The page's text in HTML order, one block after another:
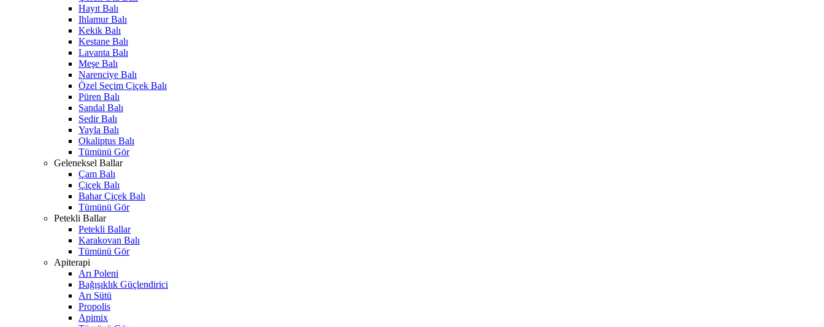
Hayıt Balı
Ihlamur Balı
Kekik Balı
Kestane Balı
Lavanta Balı
Meşe Balı
Narenciye Balı
Özel Seçim Çiçek Balı
Püren Balı
Sandal Balı
Sedir Balı
Yayla Balı
Okaliptus Balı
Tümünü Gör
Geleneksel Ballar
Çam Balı
Çiçek Balı
Bahar Çiçek Balı
Tümünü Gör
Petekli Ballar
Petekli Ballar
Karakovan Balı
Tümünü Gör
Apiterapi
Arı Poleni
Bağışıklık Güçlendirici
Arı Sütü
Propolis
Apimix